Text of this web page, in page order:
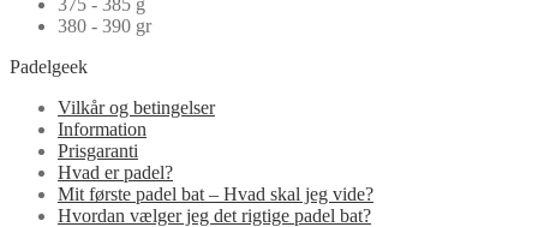
380 - 390 gr
Padelgeek
Vilkår og betingelser
Information
Prisgaranti
Hvad er padel?
Mit første padel bat – Hvad skal jeg vide?
Hvordan vælger jeg det rigtige padel bat?